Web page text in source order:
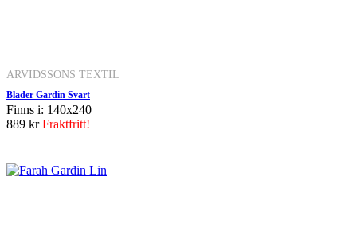
ARVIDSSONS TEXTIL
Blader Gardin Svart
Finns i: 140x240
889 krFraktfritt!